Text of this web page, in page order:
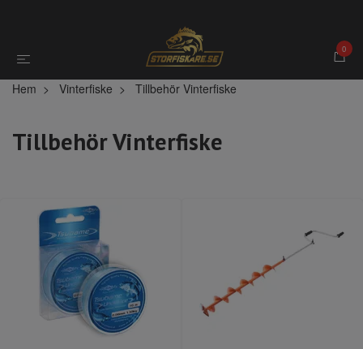
0
Hem Vinterfiske Tillbehör Vinterfiske
Tillbehör Vinterfiske